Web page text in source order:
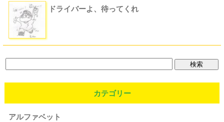
ドライバーよ、待ってくれ
カテゴリー
アルファベット